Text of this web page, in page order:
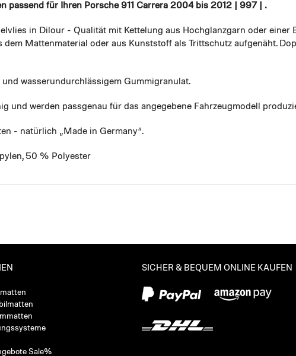
passend für Ihren Porsche 911 Carrera 2004 bis 2012 | 997 | .
in Dilour - Qualität mit Kettelung aus Hochglanzgarn oder einer
Mattenmaterial oder aus Kunststoff als Trittschutz aufgenäht.
wasserundurchlässigem Gummigranulat.
und werden passgenau für das angegebene Fahrzeugmodell
- natürlich „Made in Germany“.
50 % Polyester
Sale%
SICHER & BEQUEM ONLINE KAUFEN